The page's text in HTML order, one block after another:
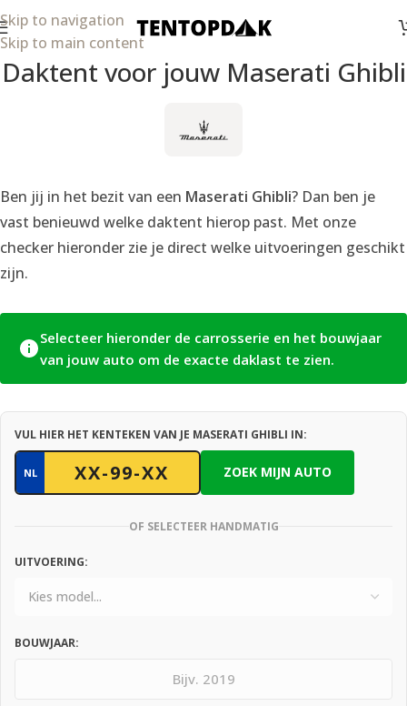
Skip to navigation
Skip to main content
Daktent voor jouw Maserati Ghibli
Ben jij in het bezit van een Maserati Ghibli? Dan ben je
vast benieuwd welke daktent hierop past. Met onze
checker hieronder zie je direct welke uitvoeringen geschikt
zijn.
Selecteer hieronder de carrosserie en het bouwjaar
van jouw auto om de exacte daklast te zien.
VUL HIER HET KENTEKEN VAN JE MASERATI GHIBLI IN:
NL ZOEK MIJN AUTO
OF SELECTEER HANDMATIG
UITVOERING:
BOUWJAAR: